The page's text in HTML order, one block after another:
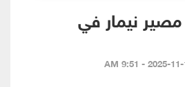
نيمار في